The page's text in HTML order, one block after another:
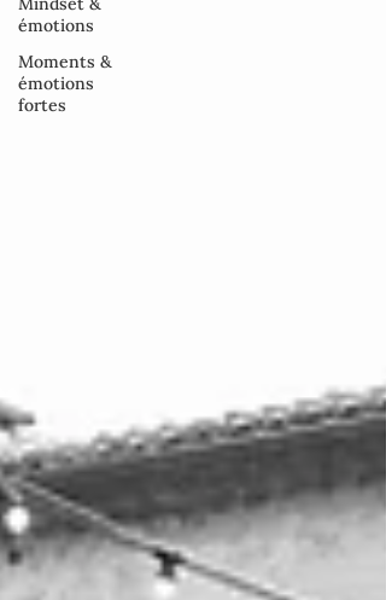
émotions
Moments &
émotions
fortes